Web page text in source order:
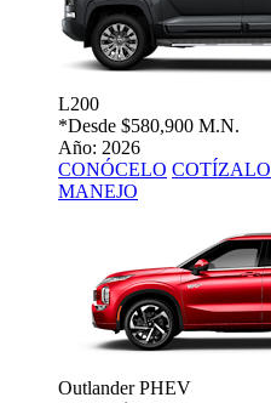
L200
*Desde $580,900 M.N.
Año: 2026
CONÓCELO COTÍZALO
MANEJO
Outlander PHEV